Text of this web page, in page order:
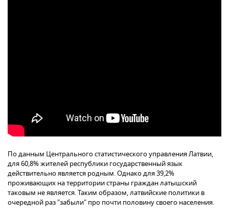
По данным Центрального статистического управления Латвии,
для 60,8% жителей республики государственный язык
действительно является родным. Однако для 39,2%
проживающих на территории страны граждан латышский
таковым не является. Таким образом, латвийские политики в
очередной раз "забыли" про почти половину своего населения.